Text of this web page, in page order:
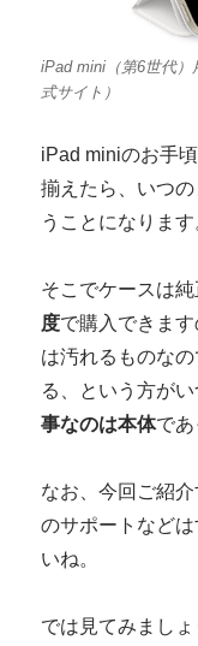
iPad mini（第6世代
式サイト）
iPad miniのお手
揃えたら、いつ
うことになります
そこでケースは
度で購入できま
は汚れるものな
る、という方が
事なのは本体であ
なお、今回ご紹
のサポートなど
いね。
では見てみましょ